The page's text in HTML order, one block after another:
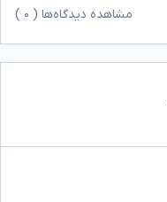
مشاهده دیدگاه‌ها ( ۰